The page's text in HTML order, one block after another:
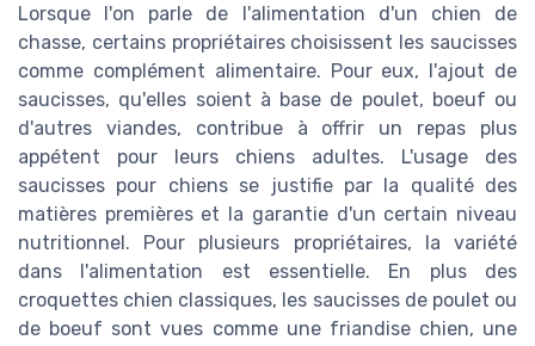
Lorsque l'on parle de l'alimentation d'un chien de
chasse, certains propriétaires choisissent les saucisses
comme complément alimentaire. Pour eux, l'ajout de
saucisses, qu'elles soient à base de poulet, boeuf ou
d'autres viandes, contribue à offrir un repas plus
appétent pour leurs chiens adultes. L'usage des
saucisses pour chiens se justifie par la qualité des
matières premières et la garantie d'un certain niveau
nutritionnel. Pour plusieurs propriétaires, la variété
dans l'alimentation est essentielle. En plus des
croquettes chien classiques, les saucisses de poulet ou
de boeuf sont vues comme une friandise chien, une